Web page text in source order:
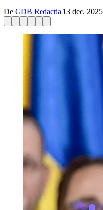
De GDB Redactia|13 dec. 2025